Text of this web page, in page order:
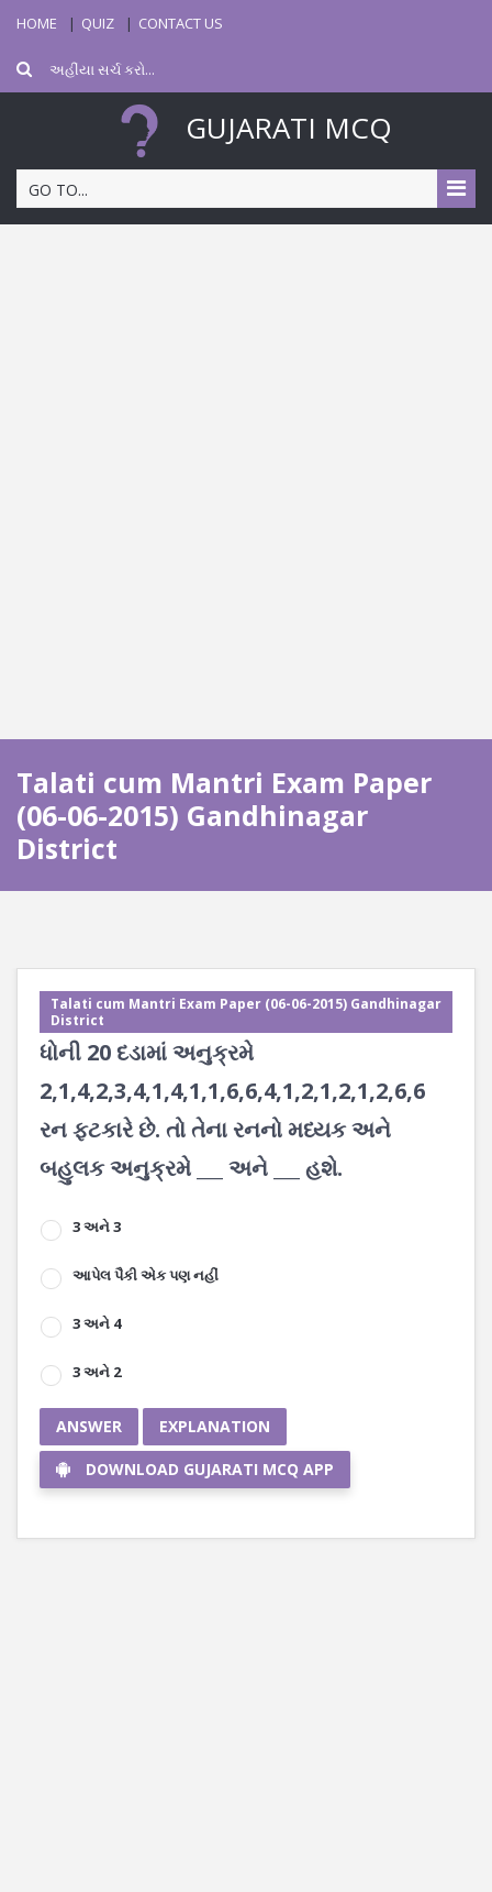
HOME QUIZ CONTACT US
GUJARATI MCQ
GO TO...
Talati cum Mantri Exam Paper
(06-06-2015) Gandhinagar
District
Talati cum Mantri Exam Paper (06-06-2015) Gandhinagar
District
ધોની 20 દડામાં અનુક્રમે
2,1,4,2,3,4,1,4,1,1,6,6,4,1,2,1,2,1,2,6,6
રન ફટકારે છે. તો તેના રનનો મધ્યક અને
બહુલક અનુક્રમે ___ અને ___ હશે.
3 અને 3
આપેલ પૈકી એક પણ નહીં
3 અને 4
3 અને 2
ANSWER EXPLANATION
DOWNLOAD GUJARATI MCQ APP